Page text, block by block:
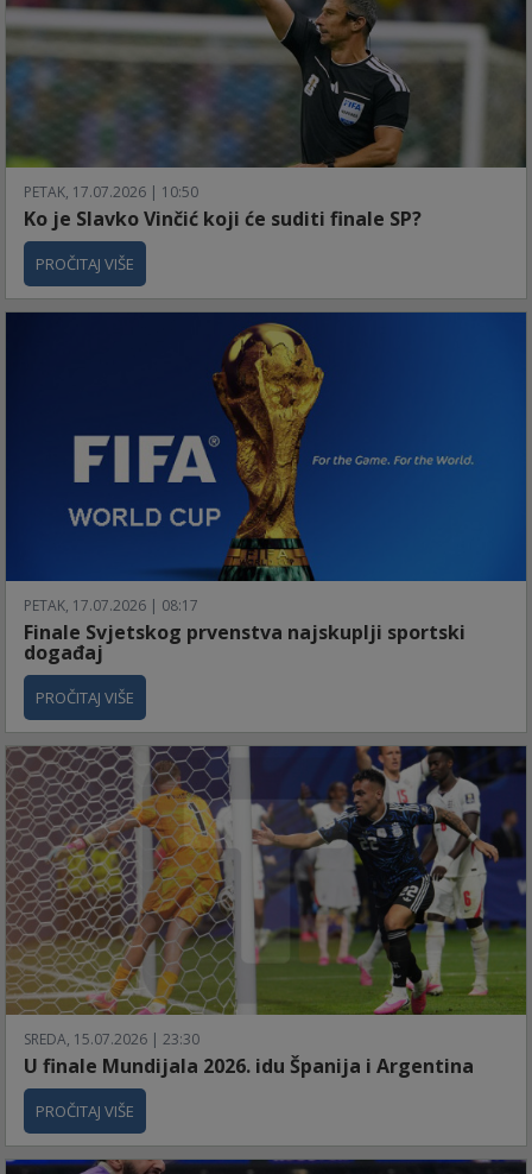
PETAK, 17.07.2026 | 10:50
Ko je Slavko Vinčić koji će suditi finale SP?
PROČITAJ VIŠE
PETAK, 17.07.2026 | 08:17
Finale Svjetskog prvenstva najskuplji sportski
događaj
PROČITAJ VIŠE
SREDA, 15.07.2026 | 23:30
U finale Mundijala 2026. idu Španija i Argentina
PROČITAJ VIŠE